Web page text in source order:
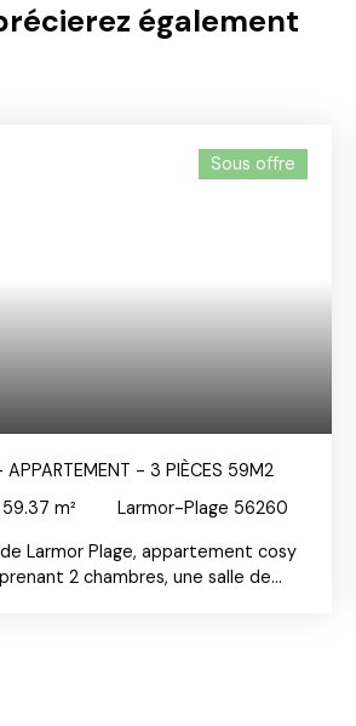
également
Sous offre
APPARTEMENT - 3 PIÈCES 59M2
59.37 m²
Larmor-Plage 56260
Larmor Plage, appartement cosy
2 chambres, une salle de